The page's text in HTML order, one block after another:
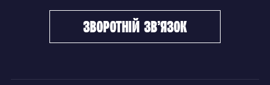
зворотній зв’язок